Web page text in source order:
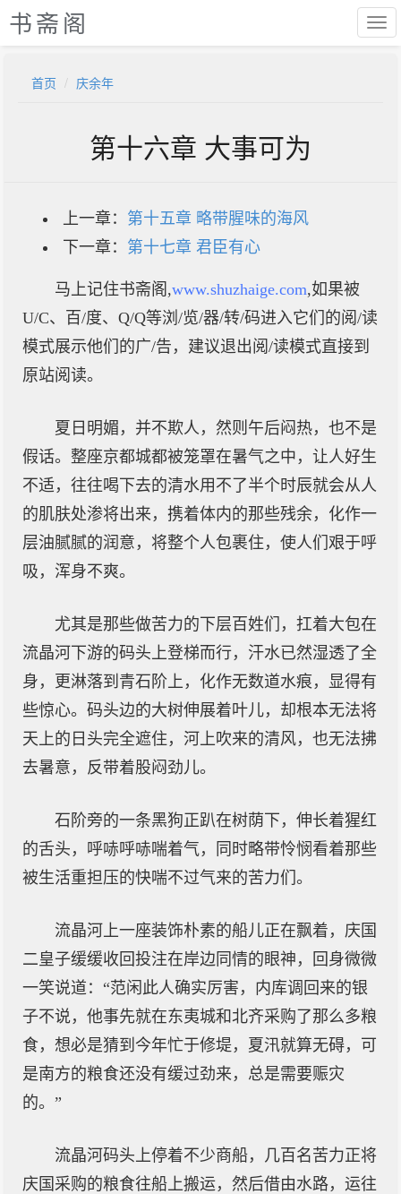
书斋阁
首页 庆余年
第十六章 大事可为
上一章： 第十五章 略带腥味的海风
下一章： 第十七章 君臣有心
马上记住书斋阁,www.shuzhaige.com,如果被
U/C、百/度、Q/Q等浏/览/器/转/码进入它们的阅/读
模式展示他们的广/告，建议退出阅/读模式直接到
原站阅读。
夏日明媚，并不欺人，然则午后闷热，也不是
假话。整座京都城都被笼罩在暑气之中，让人好生
不适，往往喝下去的清水用不了半个时辰就会从人
的肌肤处渗将出来，携着体内的那些残余，化作一
层油腻腻的润意，将整个人包裹住，使人们艰于呼
吸，浑身不爽。
尤其是那些做苦力的下层百姓们，扛着大包在
流晶河下游的码头上登梯而行，汗水已然湿透了全
身，更淋落到青石阶上，化作无数道水痕，显得有
些惊心。码头边的大树伸展着叶儿，却根本无法将
天上的日头完全遮住，河上吹来的清风，也无法拂
去暑意，反带着股闷劲儿。
石阶旁的一条黑狗正趴在树荫下，伸长着猩红
的舌头，呼哧呼哧喘着气，同时略带怜悯看着那些
被生活重担压的快喘不过气来的苦力们。
流晶河上一座装饰朴素的船儿正在飘着，庆国
二皇子缓缓收回投注在岸边同情的眼神，回身微微
一笑说道：“范闲此人确实厉害，内库调回来的银
子不说，他事先就在东夷城和北齐采购了那么多粮
食，想必是猜到今年忙于修堤，夏汛就算无碍，可
是南方的粮食还没有缓过劲来，总是需要赈灾
的。”
流晶河码头上停着不少商船，几百名苦力正将
庆国采购的粮食往船上搬运，然后借由水路，运往